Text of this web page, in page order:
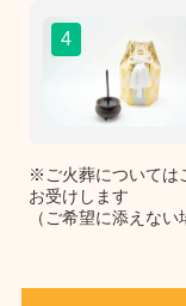
4
※ご火葬については
お受けします
（ご希望に添えない